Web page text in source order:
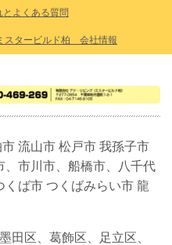
よくある質問
スタービルド柏 会社情報
流山市 松戸市 我孫子市
、市川市、船橋市、八千代
ば市 つくばみらい市 龍
田区、葛飾区、足立区、